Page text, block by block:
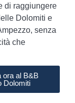
di raggiungere
Dolomiti e
senza
che
ora al B&B
Dolomiti